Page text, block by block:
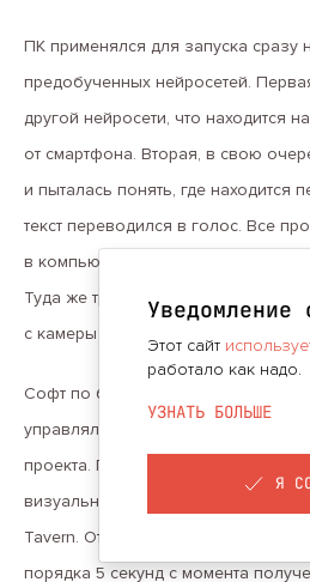
ПК применялся для запуска сразу
предобученных нейросетей.
другой нейросети, что находится
от смартфона. Вторая, в свою
и пыталась понять, где находится
текст переводился в голос. Все
в компьютере транслировалось на
Туда же транслировался голос
с камеры смартфона.
Софт по большей части был
управляла программа на Python,
проекта. Программа соединяла
визуальной части использовалась
Tavern. Ответ нейросеть
порядка 5 секунд с момента
Этот сайт
работало как надо.
УЗНАТЬ БОЛЬШЕ
Я